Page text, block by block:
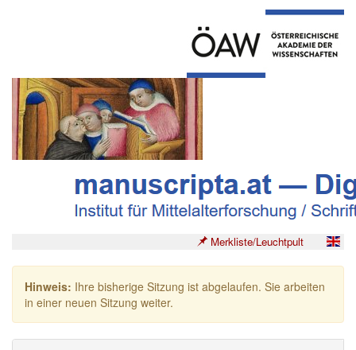
Merkliste/Leuchtpult
Hinweis: Ihre bisherige Sitzung ist abgelaufen. Sie arbeiten
in einer neuen Sitzung weiter.